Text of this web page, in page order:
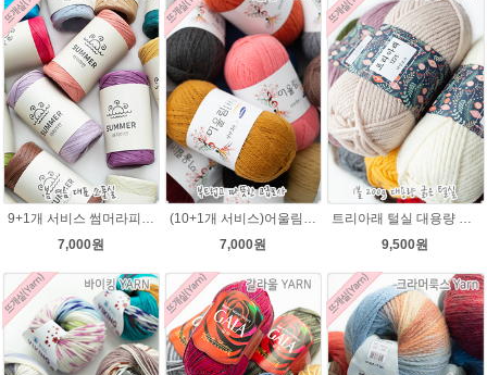
9+1개 서비스 썸머라피아 50g , 라탄 라피아 모자 가방뜨개실
7,000원
(10+1개 서비스)어울림 40g(400m) 뜨개실/얇지만 가볍고 따뜻한털실 손뜨개조끼 니트
7,000원
트리아래 털실 대용량 굵은실 가볍고 부드러운겨울 뜨개실 목도리실
9,500원